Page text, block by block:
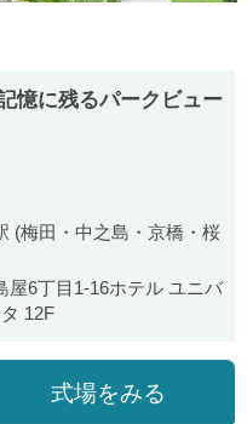
憶に残るパークビュー
価
(梅田・中之島・京橋・桜
屋6丁目1-16ホテル ユニバ
12F
式場をみる